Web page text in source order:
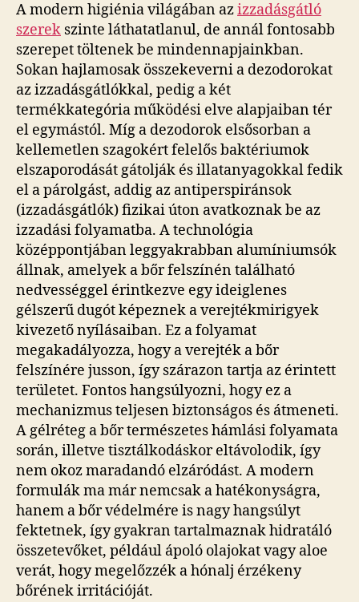
A modern higiénia világában azizzadásgátló
szerek szinte láthatatlanul, de annál fontosabb
szerepet töltenek be mindennapjainkban.
Sokan hajlamosak összekeverni a dezodorokat
az izzadásgátlókkal, pedig a két
termékkategória működési elve alapjaiban tér
el egymástól. Míg a dezodorok elsősorban a
kellemetlen szagokért felelős baktériumok
elszaporodását gátolják és illatanyagokkal fedik
el a párolgást, addig az antiperspiránsok
(izzadásgátlók) fizikai úton avatkoznak be az
izzadási folyamatba. A technológia
középpontjában leggyakrabban alumíniumsók
állnak, amelyek a bőr felszínén található
nedvességgel érintkezve egy ideiglenes
gélszerű dugót képeznek a verejtékmirigyek
kivezető nyílásaiban. Ez a folyamat
megakadályozza, hogy a verejték a bőr
felszínére jusson, így szárazon tartja az érintett
területet. Fontos hangsúlyozni, hogy ez a
mechanizmus teljesen biztonságos és átmeneti.
A gélréteg a bőr természetes hámlási folyamata
során, illetve tisztálkodáskor eltávolodik, így
nem okoz maradandó elzáródást. A modern
formulák ma már nemcsak a hatékonyságra,
hanem a bőr védelmére is nagy hangsúlyt
fektetnek, így gyakran tartalmaznak hidratáló
összetevőket, például ápoló olajokat vagy aloe
verát, hogy megelőzzék a hónalj érzékeny
bőrének irritációját.